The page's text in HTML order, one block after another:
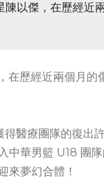
以傑，在歷經近
歷經近兩個月的
醫療團隊的復出
華男籃 U18 團
來夢幻合體！